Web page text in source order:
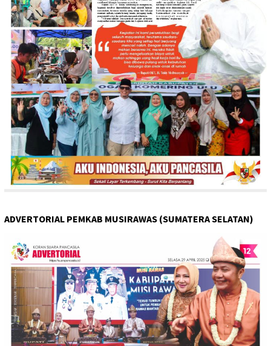
ADVERTORIAL PEMKAB MUSIRAWAS (SUMATERA SELATAN)